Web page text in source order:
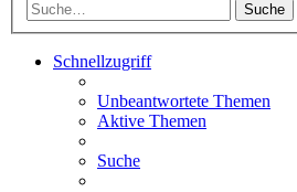
Suche
Schnellzugriff
Unbeantwortete Themen
Aktive Themen
Suche